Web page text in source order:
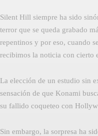
Silent Hill siempre ha sido
terror que se queda grabado
repentinos y por eso, cuando
recibimos la noticia con cierto
La elección de un estudio sin
sensación de que Konami
su fallido coqueteo con
Sin embargo, la sorpresa ha